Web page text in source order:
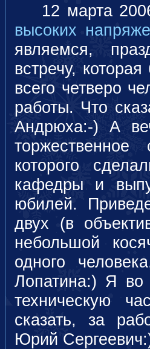
12 марта
высоких
являемся,
встречу,
всего четверо
работы. Что
Андрюха:-) А
которого
кафедры и
юбилей.
двух (в
небольшой
одного
Лопатина:) Я во
техническую
сказать, за
Юрий